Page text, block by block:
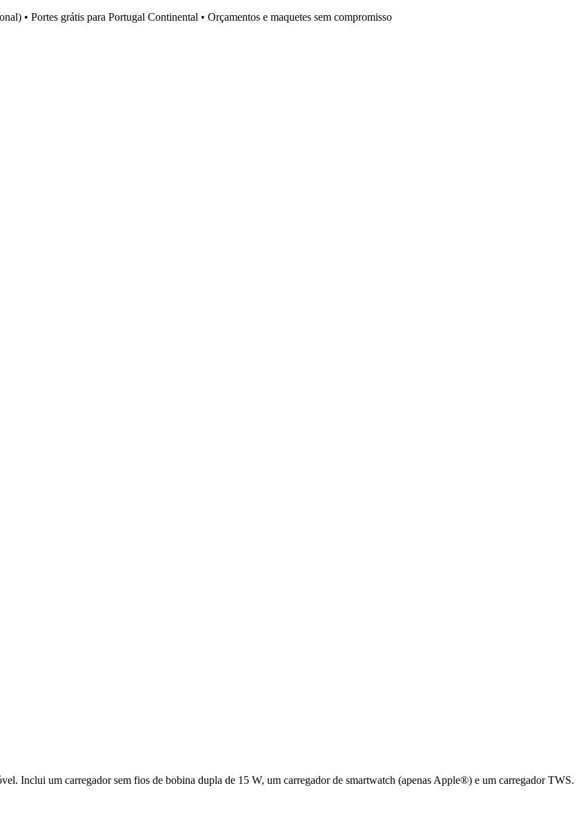
• Portes grátis para Portugal Continental • Orçamentos e maquetes sem compromisso
Inclui um carregador sem fios de bobina dupla de 15 W, um carregador de smartwatch (apenas Apple®) e um carregador TWS.